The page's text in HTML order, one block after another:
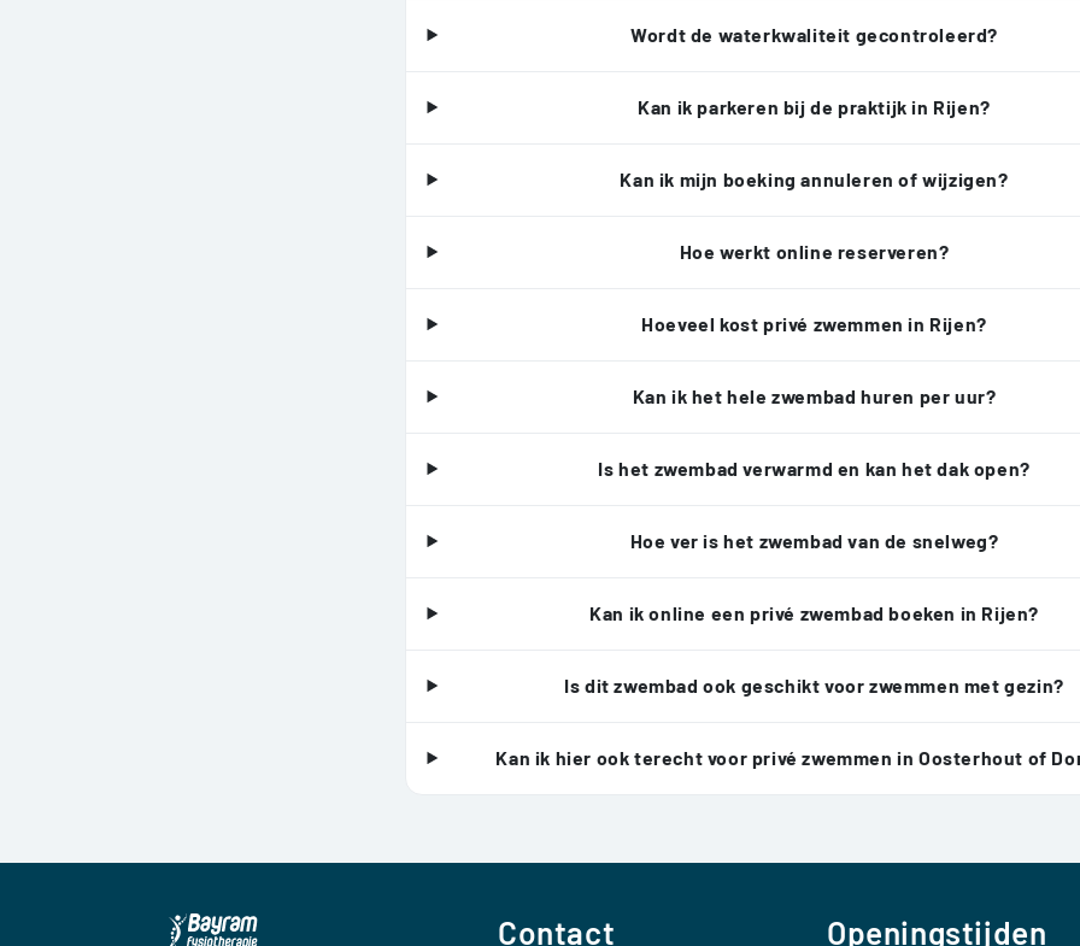
Wordt de waterkwaliteit gecontroleerd?
Kan ik parkeren bij de praktijk in Rijen?
Kan ik mijn boeking annuleren of wijzigen?
Hoe werkt online reserveren?
Hoeveel kost privé zwemmen in Rijen?
Kan ik het hele zwembad huren per uur?
Is het zwembad verwarmd en kan het dak open?
Hoe ver is het zwembad van de snelweg?
Kan ik online een privé zwembad boeken in Rijen?
Is dit zwembad ook geschikt voor zwemmen met gezin?
Kan ik hier ook terecht voor privé zwemmen in Oosterhout of
Contact Openingstijden